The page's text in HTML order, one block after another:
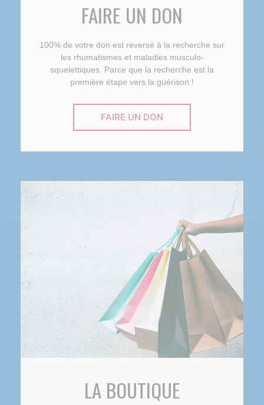
FAIRE UN DON
100% de votre don est reversé à la recherche sur
les rhumatismes et maladies musculo-
squelettiques. Parce que la recherche est la
première étape vers la guérison !
FAIRE UN DON
LA BOUTIQUE